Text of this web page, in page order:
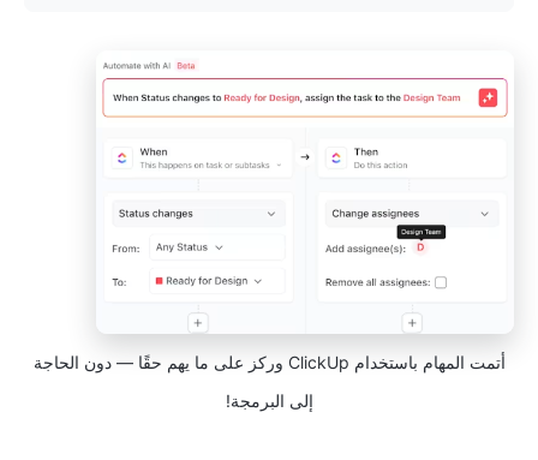
أتمت المهام باستخدام ClickUp وركز على ما يهم حقًا — دون الحاجة
إلى البرمجة!